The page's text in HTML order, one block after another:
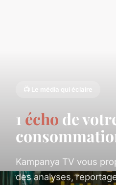
📺 Le média qui éclaire
1 écho de
Kampanya TV vous
des analyses,